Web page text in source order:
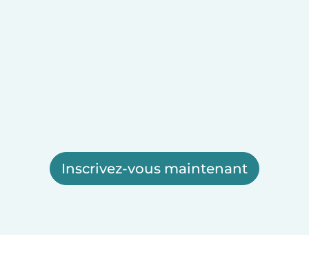
Inscrivez-vous maintenant